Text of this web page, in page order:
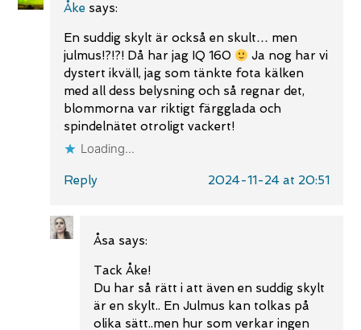
Åke says:
En suddig skylt är också en skult… men
julmus!?!?! Då har jag IQ 160
Ja nog har vi
dystert ikväll, jag som tänkte fota kälken
med all dess belysning och så regnar det,
blommorna var riktigt färgglada och
spindelnätet otroligt vackert!
Loading...
Reply 2024-11-24 at 20:51
Åsa says:
Tack Åke!
Du har så rätt i att även en suddig skylt
är en skylt.. En Julmus kan tolkas på
olika sätt..men hur som verkar ingen